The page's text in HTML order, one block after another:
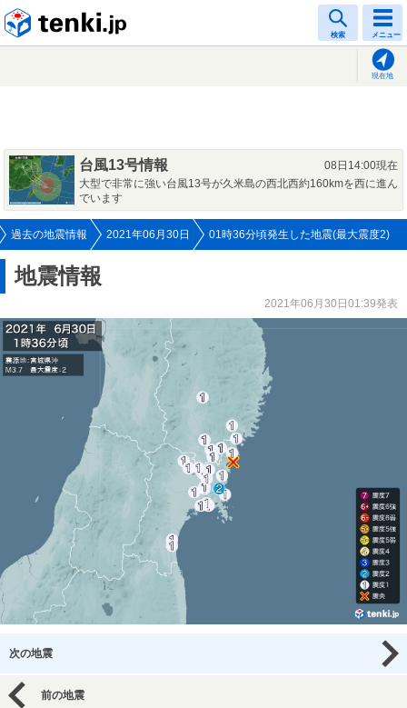
検索 メニュー
現在地
台風13号情報
08日14:00現在
大型で非常に強い台風13号が久米島の西北西約160kmを西に進ん
でいます
過去の地震情報 2021年06月30日 01時36分頃発生した地震(最大震度2)
地震情報
2021年06月30日01:39発表
次の地震
前の地震